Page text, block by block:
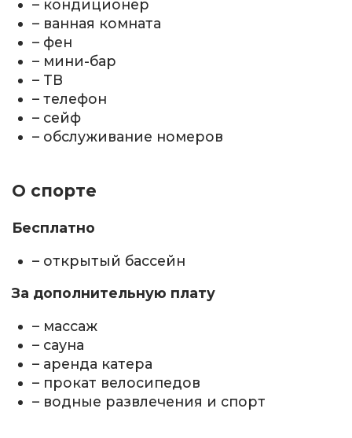
– кондиционер
– ванная комната
– фен
– мини-бар
– ТВ
– телефон
– сейф
– обслуживание номеров
О спорте
Бесплатно
– открытый бассейн
За дополнительную плату
– массаж
– сауна
– аренда катера
– прокат велосипедов
– водные развлечения и спорт